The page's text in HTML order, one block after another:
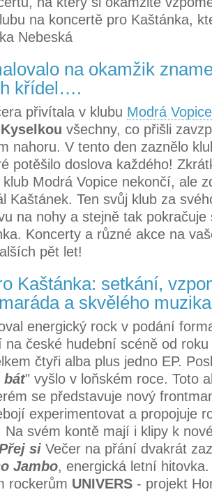
na koncertě pro Kaštánka,
Nebeská
na okamžik
křídel….
přivítala v klubu Modrá Vopice
všechny, co přišli
nahoru. V tento den zaznělo
potěšilo doslova každého!
Modrá Vopice nekončí, ale
Kaštánek. Ten svůj klub za
na nohy a stejně tak pokračuje
Koncerty a různé akce na
pět let!
Kaštánka: setkání,
a skvělého
energický rock v podání
na české hudební scéně od
čtyři alba plus jedno EP.
bát" vyšlo v loňském roce. Toto
se představuje nový
experimentovat a propojuje
Na svém kontě mají i klipy k
si Večer na přání dvakrát
Jambo, energická letní
rockerům UNIVERS - projekt